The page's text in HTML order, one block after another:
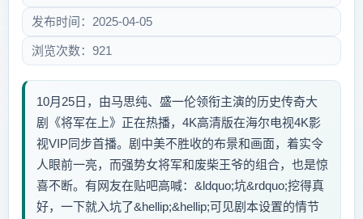
发布时间：2025-04-05
浏览次数：921
10月25日，由马思纯、盛一伦领衔主演的历史传奇大
剧《将军在上》正在热播，4K高清版在海尔电视4K影
视VIP同步首播。剧中美不胜收的布景和画面，着实令
人眼前一亮，而强势女将军和废柴王爷的组合，也是惊
喜不断。有网友在贴吧高喊：&ldquo;坑&rdquo;挖得真
好，一下就入坑了&hellip;&hellip;可见剧本设置的情节